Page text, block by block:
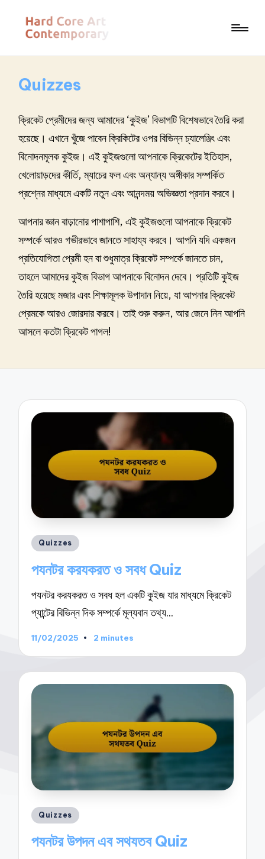
Quizzes
ক্রিকেট প্রেমীদের জন্য আমাদের ‘কুইজ’ বিভাগটি বিশেষভাবে তৈরি করা
হয়েছে। এখানে খুঁজে পাবেন ক্রিকিটের ওপর বিভিন্ন চ্যালেঞ্জিং এবং
বিনোদনমূলক কুইজ। এই কুইজগুলো আপনাকে ক্রিকেটের ইতিহাস,
খেলোয়াড়দের কীর্তি, ম্যাচের ফল এবং অন্যান্য অঙ্গীকার সম্পর্কিত
প্রশ্নের মাধ্যমে একটি নতুন এবং আনন্দময় অভিজ্ঞতা প্রদান করবে।
আপনার জ্ঞান বাড়ানোর পাশাপাশি, এই কুইজগুলো আপনাকে ক্রিকেট
সম্পর্কে আরও গভীরভাবে জানতে সাহায্য করবে। আপনি যদি একজন
প্রতিযোগিতা প্রেমী হন বা শুধুমাত্র ক্রিকেট সম্পর্কে জানতে চান,
তাহলে আমাদের কুইজ বিভাগ আপনাকে বিনোদন দেবে। প্রতিটি কুইজ
তৈরি হয়েছে মজার এবং শিক্ষামূলক উপাদান নিয়ে, যা আপনার ক্রিকেট
প্রেমকে আরও জোরদার করবে। তাই শুরু করুন, আর জেনে নিন আপনি
আসলে কতটা ক্রিকেট পাগল!
Posted
Quizzes
পযনটর করযকরত ও সবধ Quiz
পযনটর করযকরত ও সবধ হল একটি কুইজ যার মাধ্যমে ক্রিকেট
প্যান্টের বিভিন্ন দিক সম্পর্কে মূল্যবান তথ্য…
11/02/2025 2 minutes
Posted
Quizzes
পযনটর উপদন এব সথযতব Quiz